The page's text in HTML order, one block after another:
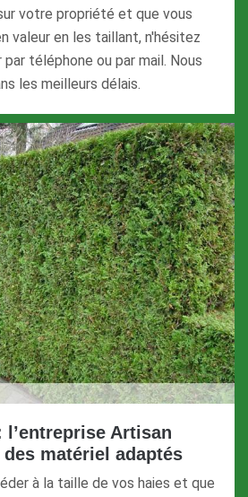
votre propriété et que vous
valeur en les taillant, n'hésitez
téléphone ou par mail. Nous
les meilleurs délais.
l’entreprise Artisan
matériel adaptés
à la taille de vos haies et que